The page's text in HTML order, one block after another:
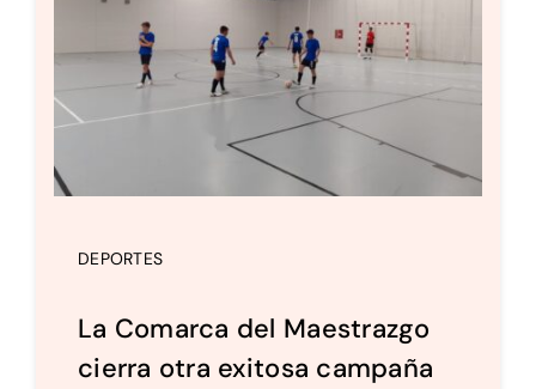
DEPORTES
La Comarca del Maestrazgo
cierra otra exitosa campaña